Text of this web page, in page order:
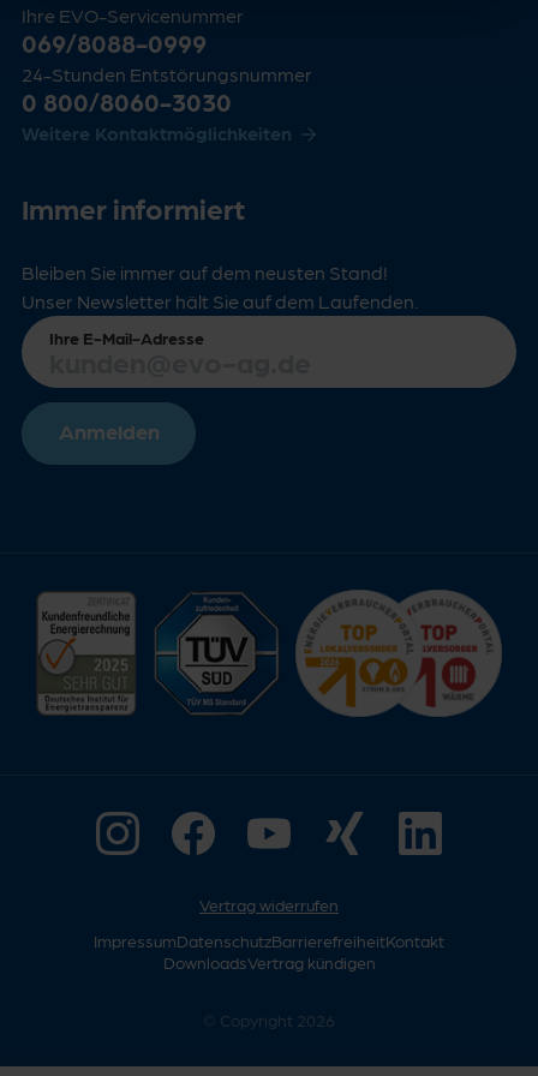
Ihre EVO-Servicenummer
069/8088-0999
24-Stunden Entstörungsnummer
0 800/8060-3030
Weitere Kontaktmöglichkeiten
Immer informiert
Bleiben Sie immer auf dem neusten Stand!
Unser Newsletter hält Sie auf dem Laufenden.
Ihre E-Mail-Adresse
Anmelden
Vertrag widerrufen
ImpressumDatenschutzBarrierefreiheitKontakt
DownloadsVertrag kündigen
© Copyright 2026